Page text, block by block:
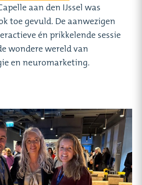
aan den IJssel was
toe gevuld. De aanwezigen
én prikkelende sessie
wondere wereld van
en neuromarketing.